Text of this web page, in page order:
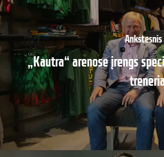
„Kautra“ arenose įrengs